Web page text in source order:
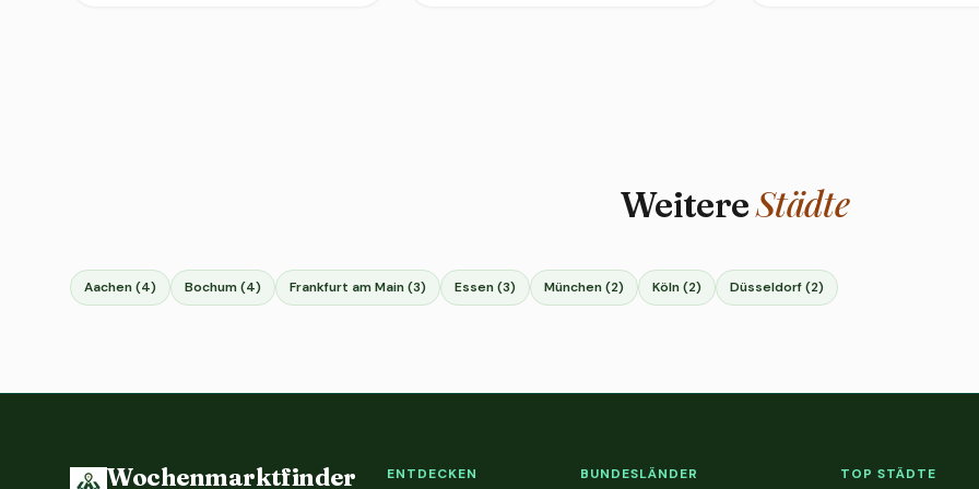
WeitereStädte
Aachen (4) Bochum (4) Frankfurt am Main (3) Essen (3) München (2) Köln (2) Düsseldorf (2)
Wochenmarktfinder ENTDECKEN BUNDESLÄNDER TOP STÄDTE